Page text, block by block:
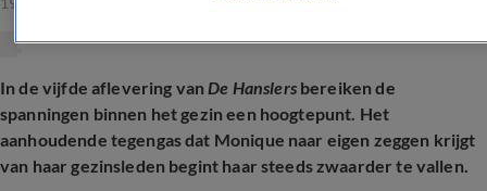
In de vijfde aflevering vanDe Hanslersbereiken de
spanningen binnen het gezin een hoogtepunt. Het
aanhoudende tegengas dat Monique naar eigen zeggen krijgt
van haar gezinsleden begint haar steeds zwaarder te vallen.